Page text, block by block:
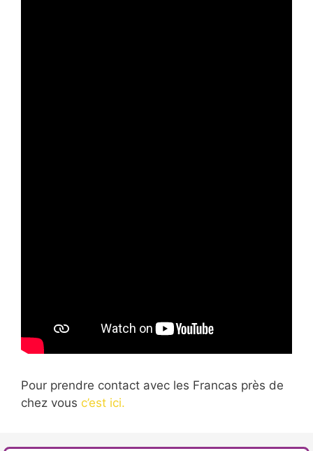
Pour prendre contact avec les Francas près de
chez vous c’est ici.